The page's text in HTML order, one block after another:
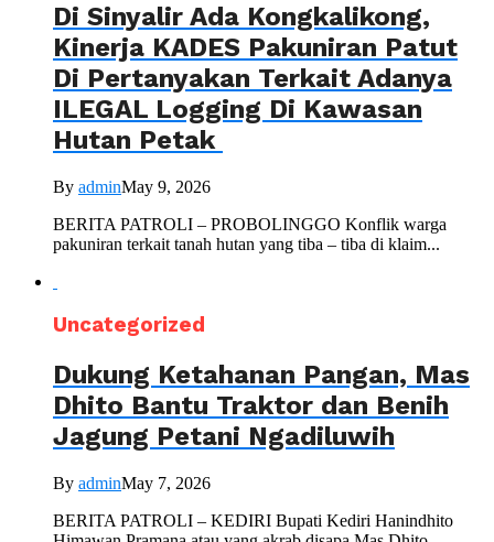
Di Sinyalir Ada Kongkalikong,
Kinerja KADES Pakuniran Patut
Di Pertanyakan Terkait Adanya
ILEGAL Logging Di Kawasan
Hutan Petak
By adminMay 9, 2026
BERITA PATROLI – PROBOLINGGO Konflik warga
pakuniran terkait tanah hutan yang tiba – tiba di klaim...
Uncategorized
Dukung Ketahanan Pangan, Mas
Dhito Bantu Traktor dan Benih
Jagung Petani Ngadiluwih
By adminMay 7, 2026
BERITA PATROLI – KEDIRI Bupati Kediri Hanindhito